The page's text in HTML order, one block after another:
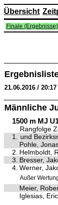
Übersicht
Finale (Ergebnisse)
21.06.2016 / 20:17
Männliche
1500 m MJ
Rangfolge
1.
und
Pohle,
2. Helmboldt,
3. Bresser,
4. Werner,
Außer
Meier,
Iglesias, Eric